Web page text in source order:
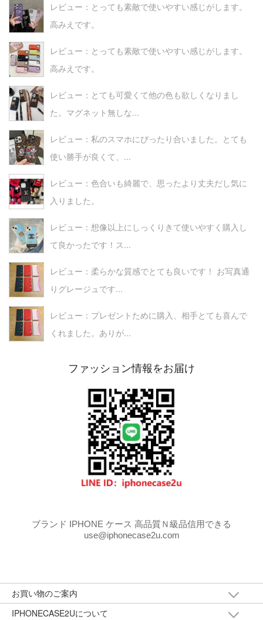
レビュー：とっても素敵で使いやすい感じがします。
高みえです。
レビュー：とっても素敵で使いやすい感じがします。
高みえです。
レビュー：とても可愛くて他の色も欲しくなりまし
た。マグネット無しな...
レビュー：私のスマホにぴったり合いました。とても
使い勝手が良くて、...
レビュー：色合いも綺麗で、思ったより丈夫だし気に
入りました。
レビュー：想像以上にしっくりきて使いやすく購入し
て良かったです！ス...
レビュー：柔らかな質感でとても良いです！ お写真通
りグレージュです...
レビュー：プレゼントために購入、相手とても喜んで
くれました。ありが...
ファッション情報をお届け
ブランド IPHONE ケース 高品質Ｎ級品信用できる
use@iphonecase2u.com
お買い物のご案内
IPHONECASE2Uについて